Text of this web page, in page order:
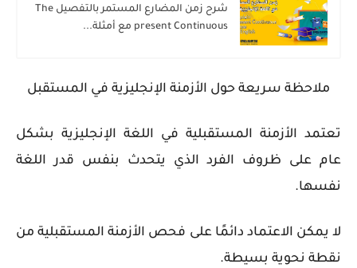
شرح زمن المضارع المستمر بالتفصيل The
present Continuous مع أمثلة...
ملاحظة سريعة حول الأزمنة الإنجليزية في المستقبل
تعتمد الأزمنة المستقبلية في اللغة الإنجليزية بشكل
عام على ظروف الفرد الذي يتحدث بنفس قدر اللغة
نفسها.
لا يمكن الاعتماد دائمًا على فحص الأزمنة المستقبلية من
نقطة نحوية بسيطة.